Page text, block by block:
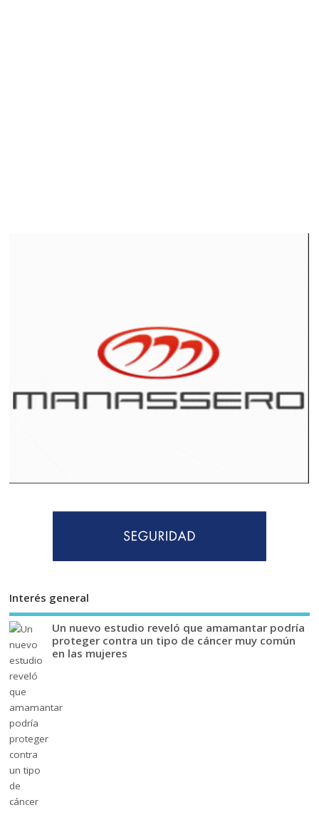
Interés general
Un nuevo estudio reveló que amamantar podría
proteger contra un tipo de cáncer muy común
en las mujeres